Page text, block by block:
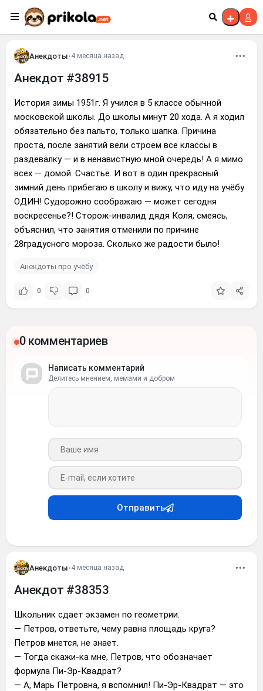
Перейти к контенту
Анекдоты•4 месяца назад
Анекдот #38915
История зимы 1951г. Я учился в 5 классе обычной
московской школы. До школы минут 20 хода. А я ходил
обязательно без пальто, только шапка. Причина
проста, после занятий вели строем все классы в
раздевалку — и в ненавистную мной очередь! А я мимо
всех — домой. Счастье. И вот в один прекрасный
зимний день прибегаю в школу и вижу, что иду на учёбу
ОДИН! Судорожно соображаю — может сегодня
воскресенье?! Сторож-инвалид дядя Коля, смеясь,
объяснил, что занятия отменили по причине
28градусного мороза. Сколько же радости было!
Анекдоты про учёбу
0 0
0 комментариев
Написать комментарий
Делитесь мнением, мемами и добром
Ваше имя
Ваш e-mail
Отправить
Анекдоты•4 месяца назад
Анекдот #38353
Школьник сдает экзамен по геометрии.
— Петров, ответьте, чему равна площадь круга?
Петров мнется, не знает.
— Тогда скажи-ка мне, Петров, что обозначает
формула Пи-Эр-Квадрат?
— А, Марь Петровна, я вспомнил! Пи-Эр-Квадрат — это